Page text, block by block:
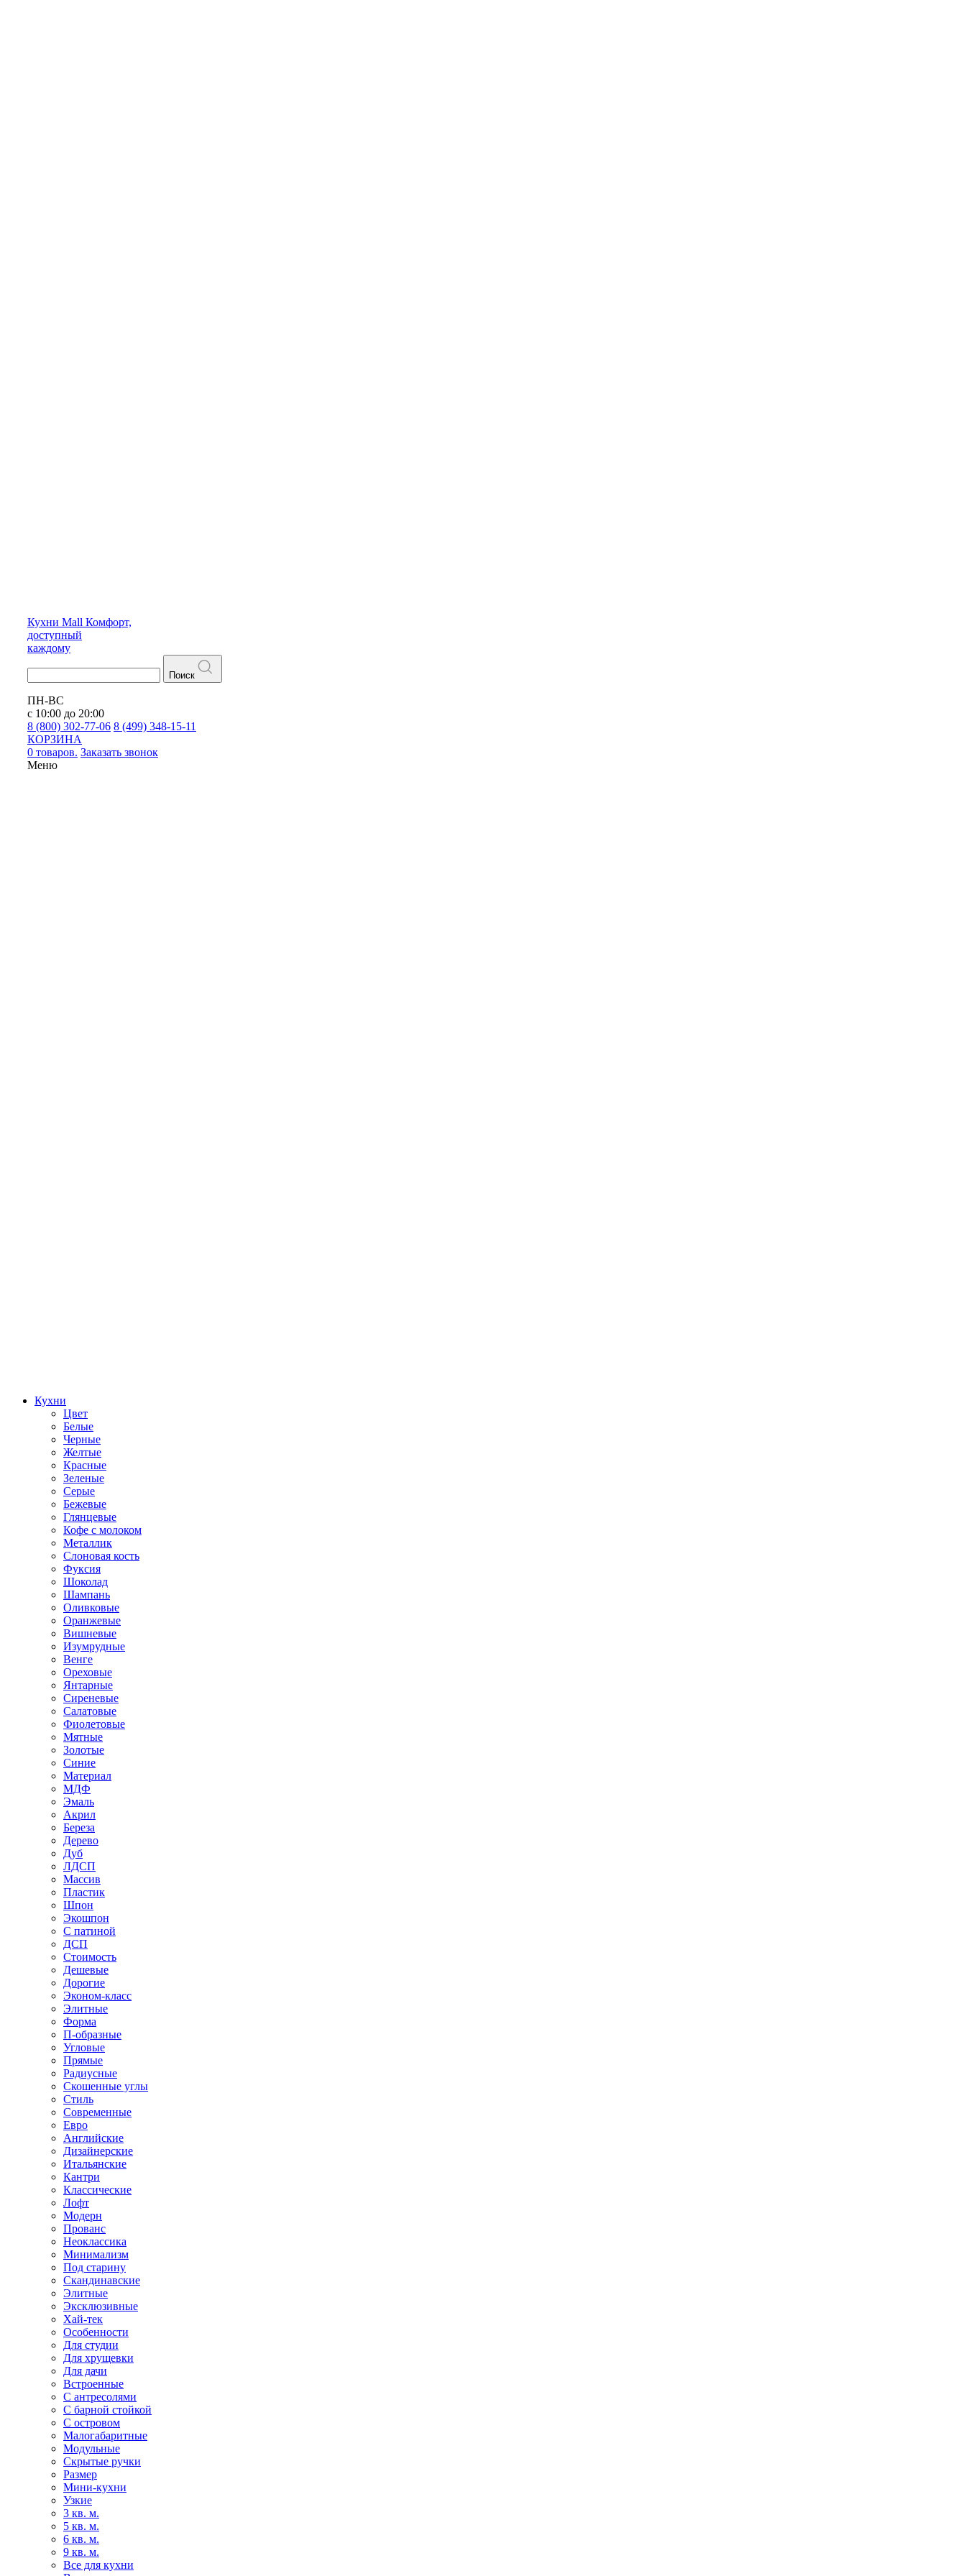
Кухни Mall Комфорт,
доступный
каждому
Поиск
ПН-ВС
с 10:00 до 20:00
8 (800) 302-77-06 8 (499) 348-15-11
КОРЗИНА
0 товаров. Заказать звонок
Меню
Кухни
Цвет
Белые
Черные
Желтые
Красные
Зеленые
Серые
Бежевые
Глянцевые
Кофе с молоком
Металлик
Слоновая кость
Фуксия
Шоколад
Шампань
Оливковые
Оранжевые
Вишневые
Изумрудные
Венге
Ореховые
Янтарные
Сиреневые
Салатовые
Фиолетовые
Мятные
Золотые
Синие
Материал
МДФ
Эмаль
Акрил
Береза
Дерево
Дуб
ЛДСП
Массив
Пластик
Шпон
Экошпон
С патиной
ДСП
Стоимость
Дешевые
Дорогие
Эконом-класс
Элитные
Форма
П-образные
Угловые
Прямые
Радиусные
Скошенные углы
Стиль
Современные
Евро
Английские
Дизайнерские
Итальянские
Кантри
Классические
Лофт
Модерн
Прованс
Неоклассика
Минимализм
Под старину
Скандинавские
Элитные
Эксклюзивные
Хай-тек
Особенности
Для студии
Для хрущевки
Для дачи
Встроенные
С антресолями
С барной стойкой
С островом
Малогабаритные
Модульные
Скрытые ручки
Размер
Мини-кухни
Узкие
3 кв. м.
5 кв. м.
6 кв. м.
9 кв. м.
Все для кухни